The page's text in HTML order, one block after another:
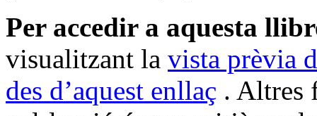
Per accedir a aquesta
visualitzant la vista prèvia
des d’aquest enllaç . Altres